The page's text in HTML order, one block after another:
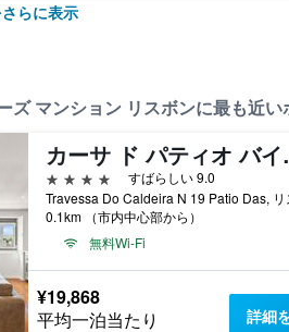
らに表示
ズ マンション リスボンに最も近い
カー
4つ星
すばらしい 9.0
0.1km （市内中心部から）
無料Wi-Fi
¥19,868
平均一泊当たり 詳細